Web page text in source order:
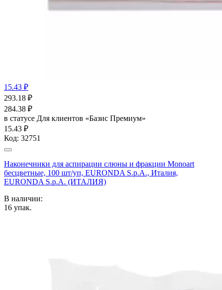
15.43 ₽
293.18 ₽
284.38 ₽
в статусе Для клиентов «Базис Премиум»
15.43 ₽
Код: 32751
Наконечники для аспирации слюны и фракции Monoart
бесцветные, 100 шт/уп, EURONDA S.p.A., Италия,
EURONDA S.p.A. (ИТАЛИЯ)
В наличии:
16 упак.